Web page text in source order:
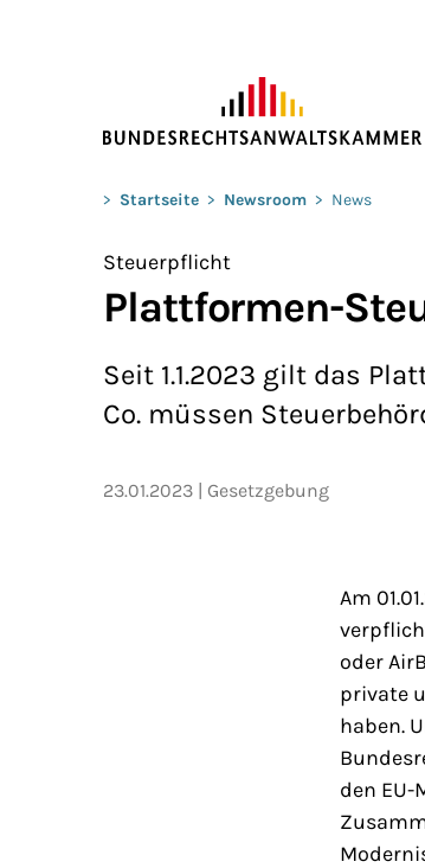
Sie befinden sich hier:
> Startseite > Newsroom > News
Steuerpflicht
Plattformen-
Seit 1.1.2023 gilt das
Co. müssen
23.01.2023 Gesetzgebung
Am
oder
private
haben.
den